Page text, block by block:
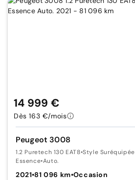
Peugeot 3008
1.2 Puretech 130 EAT8•Style Suréquipée
Essence•Auto.
2021•81 096 km•Occasion
14 999 €
Dès 163 €/mois